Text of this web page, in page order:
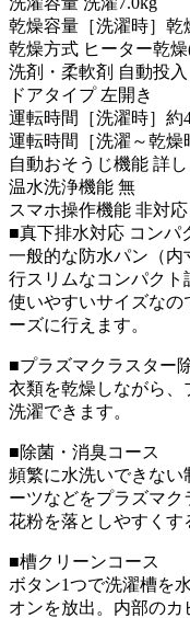
乾燥容量［洗濯時］乾
乾燥方式 ヒーター乾
洗剤・柔軟剤 自動投
ドアタイプ 左開き
運転時間［洗濯時］約
運転時間［洗濯～乾燥
自動おそうじ機能 詳
温水洗浄機能 無
スマホ操作機能 非対応
■真下排水対応 コンパ
一般的な防水パン（内
行スリムなコンパクト
使いやすいサイズなの
ーズに行えます。
■プラズマクラスター
衣類を乾燥しながら
洗濯できます。
■除菌・消臭コース
頻繁に水洗いできな
ーツなどをプラズマ
花粉を落としやすくす
■槽クリーンコース
ボタン1つで洗濯槽を
オンを放出。内部のカ